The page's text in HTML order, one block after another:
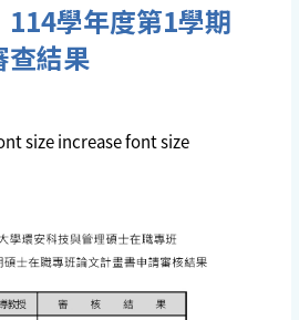
114學年度第1學期
查結果
size increase font size